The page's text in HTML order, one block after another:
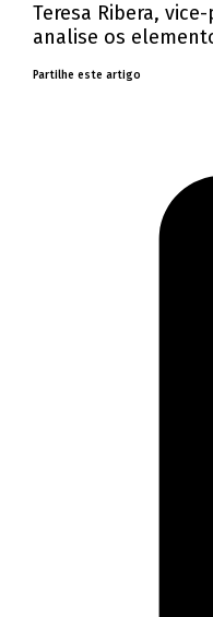
Teresa Ribera,
analise os
Partilhe este artigo